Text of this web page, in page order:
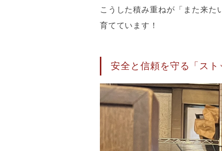
こうした積み重ねが「また来
育てています！
安全と信頼を守る「スト